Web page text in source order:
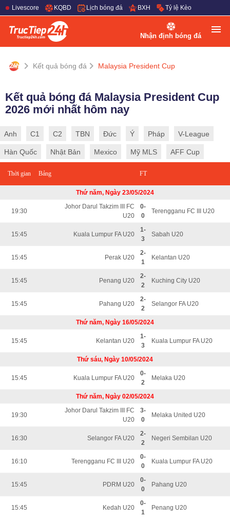
Livescore KQBD Lịch bóng đá BXH Tỷ lệ Kèo
Nhận định bóng đá
Kết quả bóng đá Malaysia President Cup
Kết quả bóng đá Malaysia President Cup
2026 mới nhất hôm nay
Anh C1 C2 TBN Đức Ý Pháp V-League
Hàn Quốc Nhật Bản Mexico Mỹ MLS AFF Cup
Thời gian Bảng FT
Thứ năm, Ngày 23/05/2024
19:30
Johor Darul Takzim III FC
U20
0-
0
Terengganu FC III U20
15:45 Kuala Lumpur FA U20
1-
3
Sabah U20
15:45 Perak U20
2-
1
Kelantan U20
15:45 Penang U20
2-
2
Kuching City U20
15:45 Pahang U20
2-
2
Selangor FA U20
Thứ năm, Ngày 16/05/2024
15:45 Kelantan U20
1-
3
Kuala Lumpur FA U20
Thứ sáu, Ngày 10/05/2024
15:45 Kuala Lumpur FA U20
0-
2
Melaka U20
Thứ năm, Ngày 02/05/2024
19:30
Johor Darul Takzim III FC
U20
3-
0
Melaka United U20
16:30 Selangor FA U20
2-
2
Negeri Sembilan U20
16:10 Terengganu FC III U20
0-
0
Kuala Lumpur FA U20
15:45 PDRM U20
0-
0
Pahang U20
15:45 Kedah U20
0-
1
Penang U20